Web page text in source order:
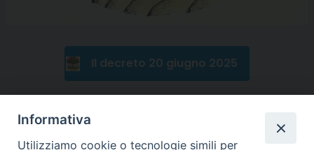
Il decreto 20 giugno 2025
Informativa
Utilizziamo cookie o tecnologie simili per